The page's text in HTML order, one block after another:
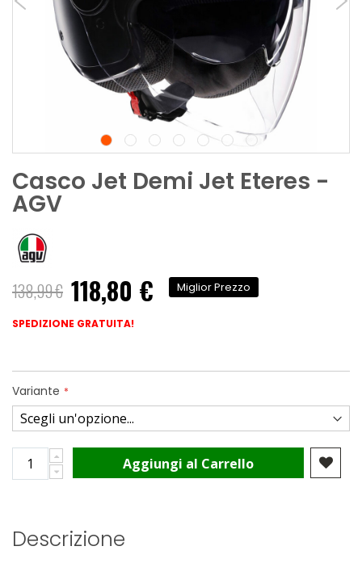
Casco Jet Demi Jet Eteres -
AGV
138,99 € 118,80 € Miglior Prezzo
SPEDIZIONE GRATUITA!
Variante
Aggiungi al Carrello
Descrizione